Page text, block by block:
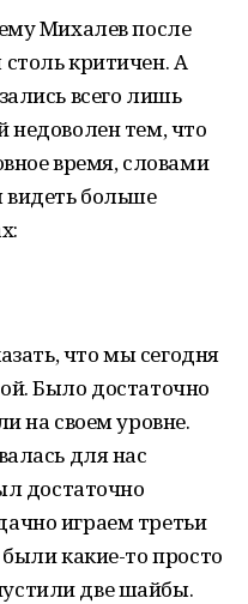
Михалев после
критичен. А
всего лишь
недоволен тем, что
время, словами
видеть больше
что мы сегодня
Было достаточно
на своем уровне.
для нас
достаточно
играем третьи
какие-то просто
две шайбы.